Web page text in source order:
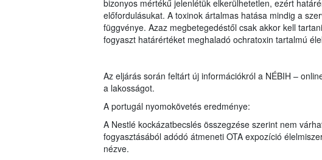
bizonyos mértékű jelenlétük elkerülhetetlen, ezért
előfordulásukat. A toxinok ártalmas hatása mindig a
függvénye. Azaz megbetegedéstől csak akkor kell
fogyaszt határértéket meghaladó ochratoxin tartalmú
Az eljárás során feltárt új információkról a NÉBIH –
a lakosságot.
A portugál nyomokövetés eredménye:
A Nestlé kockázatbecslés összegzése szerint nem
fogyasztásából adódó átmeneti OTA expozíció
nézve.